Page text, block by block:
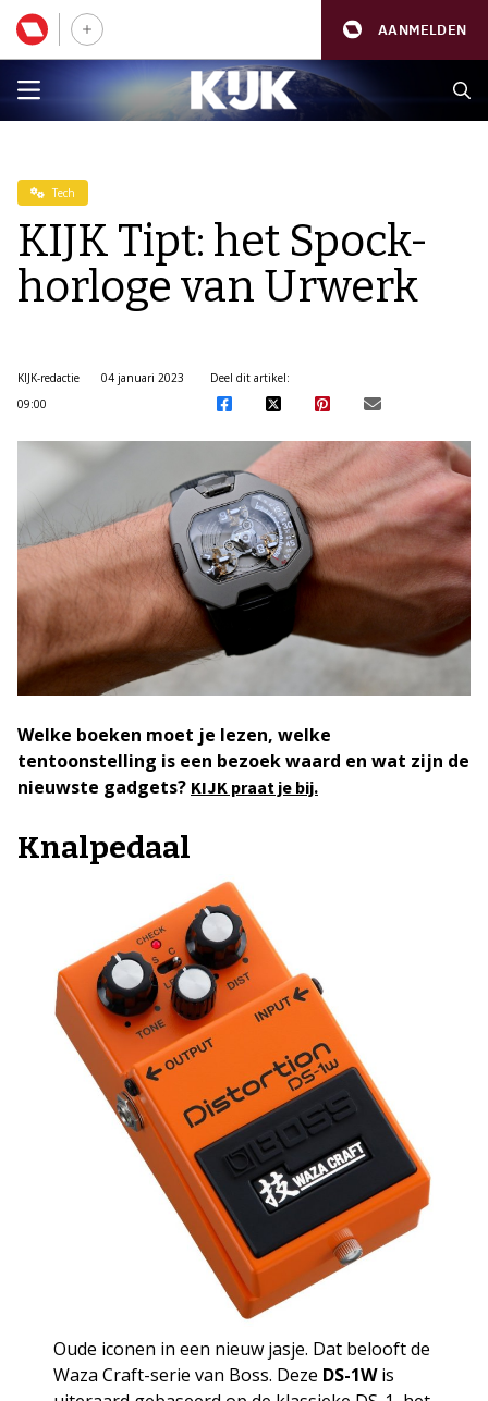
AANMELDEN
Tech
KIJK Tipt: het Spock-
horloge van Urwerk
KIJK-redactie
04 januari 2023
09:00
Deel dit artikel:
Welke boeken moet je lezen, welke
tentoonstelling is een bezoek waard en wat zijn de
nieuwste gadgets? KIJK praat je bij.
Knalpedaal
Oude iconen in een nieuw jasje. Dat belooft de
Waza Craft-serie van Boss. Deze DS-1Wis